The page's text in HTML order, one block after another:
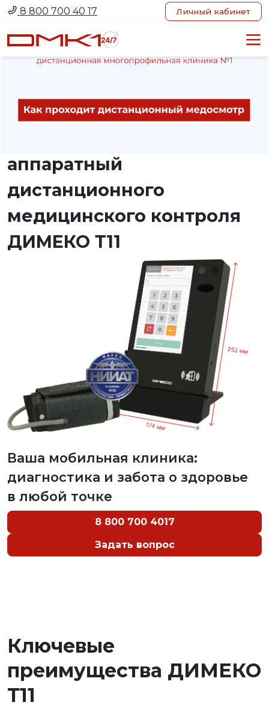
8 800 700 40 17 Личный кабинет
аппаратный
дистанционного
медицинского контроля
ДИМЕКО Т11
Ваша мобильная клиника:
диагностика и забота о здоровье
в любой точке
8 800 700 4017
Задать вопрос
Ключевые
преимущества ДИМЕКО
Т11